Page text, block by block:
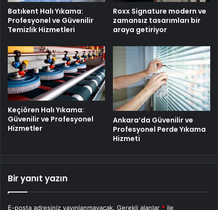
Batıkent Halı Yıkama:
Profesyonel ve Güvenilir
Temizlik Hizmetleri
Roxx Signature modern ve
zamansız tasarımları bir
araya getiriyor
Keçiören Halı Yıkama:
Güvenilir ve Profesyonel
Hizmetler
Ankara’da Güvenilir ve
Profesyonel Perde Yıkama
Hizmeti
Bir yanıt yazın
E-posta adresiniz yayınlanmayacak. Gerekli alanlar * ile